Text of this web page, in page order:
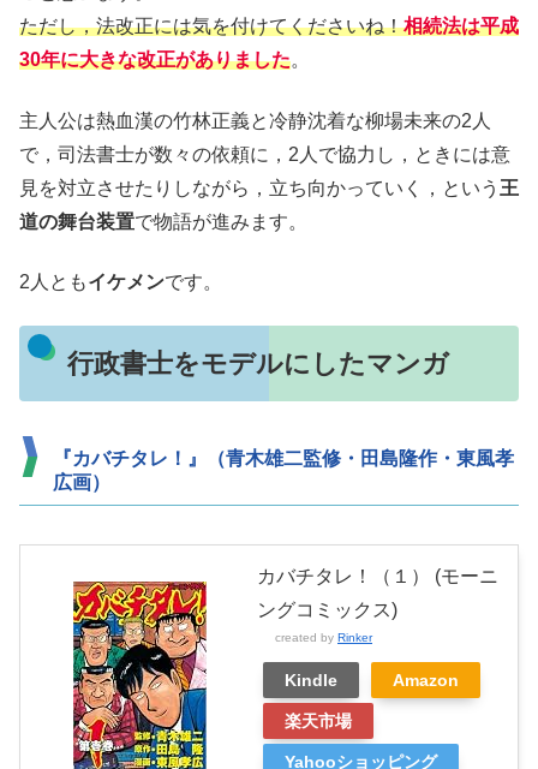
ただし，法改正には気を付けてくださいね！相続法は平成
30年に大きな改正がありました。
主人公は熱血漢の竹林正義と冷静沈着な柳場未来の2人
で，司法書士が数々の依頼に，2人で協力し，ときには意
見を対立させたりしながら，立ち向かっていく，という 王
道の舞台装置で物語が進みます。
2人ともイケメンです。
行政書士をモデルにしたマンガ
『カバチタレ！』（青木雄二監修・田島隆作・東風孝
広画）
カバチタレ！（１） (モーニ
ングコミックス)
created by Rinker
Kindle Amazon
楽天市場
Yahooショッピング